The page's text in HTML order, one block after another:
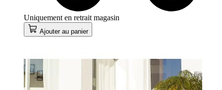
Uniquement en retrait magasin
Ajouter au panier